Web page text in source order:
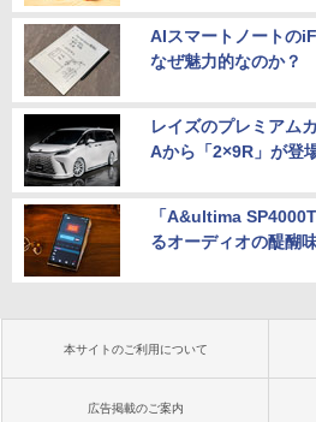
AIスマートノートの
なぜ魅力的なのか？
レイズのプレミアム
Aから「2×9R」が登
「A&ultima
るオーディオの醍醐
本サイトのご利用について
広告掲載のご案内